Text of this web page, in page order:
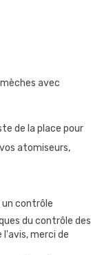
avec
de la place pour
atomiseurs,
un contrôle
du contrôle des
merci de